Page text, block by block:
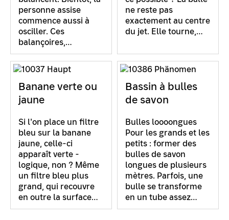
personne assise
commence aussi à
osciller. Ces
balançoires,…
ne reste pas
exactement au centre
du jet. Elle tourne,…
Banane verte ou
jaune
Si l'on place un filtre
bleu sur la banane
jaune, celle-ci
apparaît verte -
logique, non ? Même
un filtre bleu plus
grand, qui recouvre
en outre la surface…
Bassin à bulles
de savon
Bulles loooongues
Pour les grands et les
petits : former des
bulles de savon
longues de plusieurs
mètres. Parfois, une
bulle se transforme
en un tube assez…